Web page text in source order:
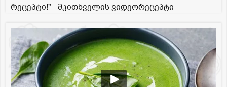
რეცეპტი!" - მკითხველის ვიდეორეცეპტი